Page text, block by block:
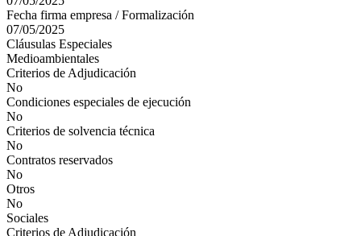
Fecha firma empresa / Formalización
07/05/2025
Cláusulas Especiales
Medioambientales
Criterios de Adjudicación
No
Condiciones especiales de ejecución
No
Criterios de solvencia técnica
No
Contratos reservados
No
Otros
No
Sociales
Criterios de Adjudicación